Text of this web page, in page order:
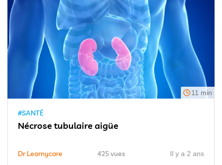
11 min
#SANTÉ
Nécrose tubulaire aigüe
Dr Learnycare 425 vues Il y a 2 ans